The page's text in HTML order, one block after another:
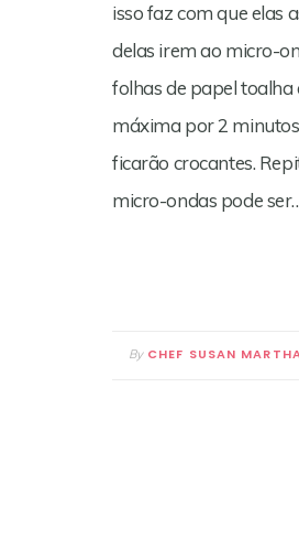
isso faz com que elas
delas irem ao micro-
folhas de papel
máxima por 2
ficarão crocantes.
micro-ondas pode
By CHEF SUSAN